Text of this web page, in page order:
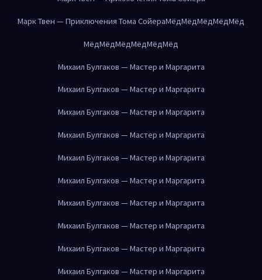
Марк Твен — Приключения Тома СойераМёдМёдМёдМёдМёд
МёдМёдМёдМёдМёдМёд
Михаил Булгаков — Мастер и Маргарита
Михаил Булгаков — Мастер и Маргарита
Михаил Булгаков — Мастер и Маргарита
Михаил Булгаков — Мастер и Маргарита
Михаил Булгаков — Мастер и Маргарита
Михаил Булгаков — Мастер и Маргарита
Михаил Булгаков — Мастер и Маргарита
Михаил Булгаков — Мастер и Маргарита
Михаил Булгаков — Мастер и Маргарита
Михаил Булгаков — Мастер и Маргарита